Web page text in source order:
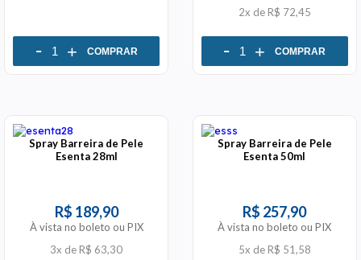
- + COMPRAR
2x de R$ 72,45
- + COMPRAR
Spray Barreira de Pele
Esenta 28ml
R$ 189,90
À vista no boleto ou PIX
3x de R$ 63,30
Spray Barreira de Pele
Esenta 50ml
R$ 257,90
À vista no boleto ou PIX
5x de R$ 51,58